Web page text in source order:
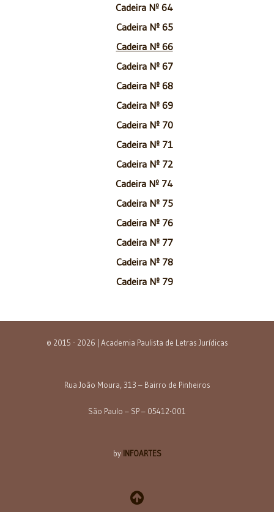
Cadeira Nº 64
Cadeira Nº 65
Cadeira Nº 66
Cadeira Nº 67
Cadeira Nº 68
Cadeira Nº 69
Cadeira Nº 70
Cadeira Nº 71
Cadeira Nº 72
Cadeira Nº 74
Cadeira Nº 75
Cadeira Nº 76
Cadeira Nº 77
Cadeira Nº 78
Cadeira Nº 79
© 2015 - 2026 | Academia Paulista de Letras Jurídicas
Rua João Moura, 313 – Bairro de Pinheiros
São Paulo – SP – 05412-001
by INFOARTES